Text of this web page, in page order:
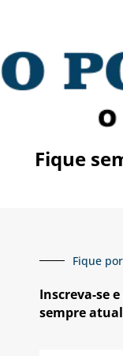
Fique
Fique
Inscreva-se
sempre